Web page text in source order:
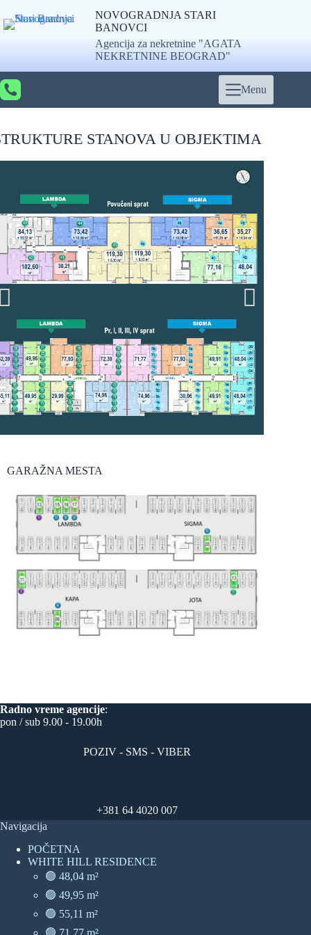
NOVOGRADNJA STARI
BANOVCI
Agencija za nekretnine "AGATA
NEKRETNINE BEOGRAD"
Menu
STANOVA U OBJEKTIMA
GARAŽNA MESTA
Radno vreme agencije:
pon / sub 9.00 - 19.00h
POZIV - SMS - VIBER
+381 64 4020 007
Navigacija
POČETNA
WHITE HILL RESIDENCE
🟢 48,04 m²
🟢 49,95 m²
🟢 55,11 m²
🟢 71,77 m²